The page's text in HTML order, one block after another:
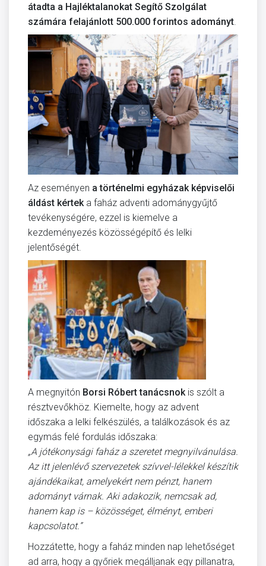
átadta a Hajléktalanokat Segítő Szolgálat
számára felajánlott 500.000 forintos adományt
Az eseményen a történelmi egyházak képviselői
áldást kérteka faház adventi adománygyűjtő
tevékenységére, ezzel is kiemelve a
kezdeményezés közösségépítő és lelki
jelentőségét.
A megnyitón Borsi Róbert tanácsnokis szólt a
résztvevőkhöz. Kiemelte, hogy az advent
időszaka a lelki felkészülés, a találkozások és az
egymás felé fordulás időszaka:
„A jótékonysági faház a szeretet megnyilvánulása.
Az itt jelenlévő szervezetek szívvel-lélekkel készítik
ajándékaikat, amelyekért nem pénzt, hanem
adományt várnak. Aki adakozik, nemcsak ad,
hanem kap is – közösséget, élményt, emberi
kapcsolatot.”
Hozzátette, hogy a faház minden nap lehetőséget
ad arra, hogy a győriek megálljanak egy pillanatra,